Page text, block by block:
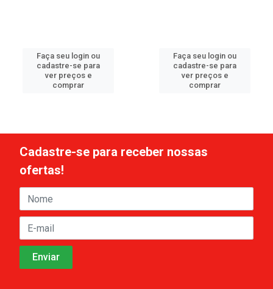
Faça seu login ou
cadastre-se para
ver preços e
comprar
Faça seu login ou
cadastre-se para
ver preços e
comprar
Cadastre-se para receber nossas
ofertas!